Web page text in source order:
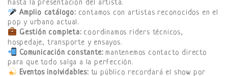
hasta la presentación del artista.
Amplio catálogo:contamos con artistas reconocidos en el
pop y urbano actual.
Gestión completa:coordinamos riders técnicos,
hospedaje, transporte y ensayos.
Comunicación constante:mantenemos contacto directo
para que todo salga a la perfección.
Eventos inolvidables:tu público recordará el show por